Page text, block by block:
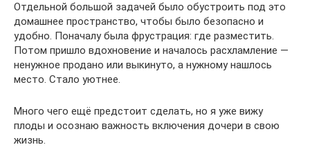
Отдельной большой задачей было обустроить под это
домашнее пространство, чтобы было безопасно и
удобно. Поначалу была фрустрация: где разместить.
Потом пришло вдохновение и началось расхламление —
ненужное продано или выкинуто, а нужному нашлось
место. Стало уютнее.
Много чего ещё предстоит сделать, но я уже вижу
плоды и осознаю важность включения дочери в свою
жизнь.